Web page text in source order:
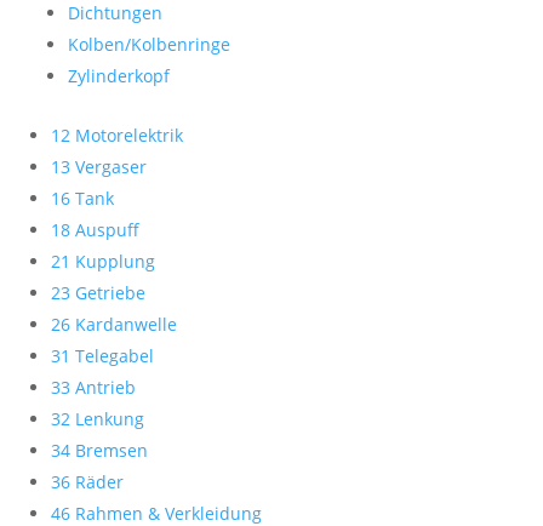
Dichtungen
Kolben/Kolbenringe
Zylinderkopf
12 Motorelektrik
13 Vergaser
16 Tank
18 Auspuff
21 Kupplung
23 Getriebe
26 Kardanwelle
31 Telegabel
33 Antrieb
32 Lenkung
34 Bremsen
36 Räder
46 Rahmen & Verkleidung